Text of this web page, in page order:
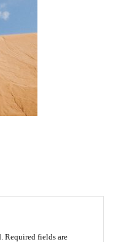
Required fields are